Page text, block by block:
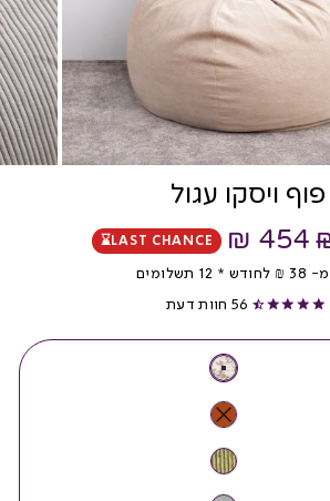
פוף ויסקו עגול
454 ₪
LAST CHANCE⌛
מ- 38
₪ לחודש * 12 תשלומים
56חוות דעת